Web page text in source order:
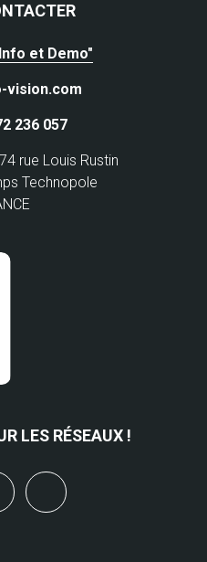
et Demo"
vision.com
236 057
rue Louis Rustin
Technopole
LES RÉSEAUX !
bluesky mastodon